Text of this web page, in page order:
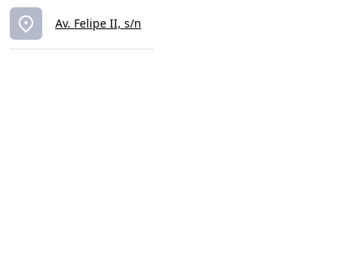
Av. Felipe II, s/n